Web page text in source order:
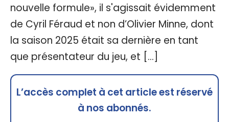
nouvelle formule», il s'agissait évidemment
de Cyril Féraud et non d’Olivier Minne, dont
la saison 2025 était sa dernière en tant
que présentateur du jeu, et […]
L’accès complet à cet article est réservé
à nos abonnés.